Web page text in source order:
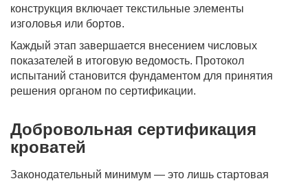
конструкция включает текстильные элементы
изголовья или бортов.
Каждый этап завершается внесением числовых
показателей в итоговую ведомость. Протокол
испытаний становится фундаментом для принятия
решения органом по сертификации.
Добровольная сертификация
кроватей
Законодательный минимум — это лишь стартовая